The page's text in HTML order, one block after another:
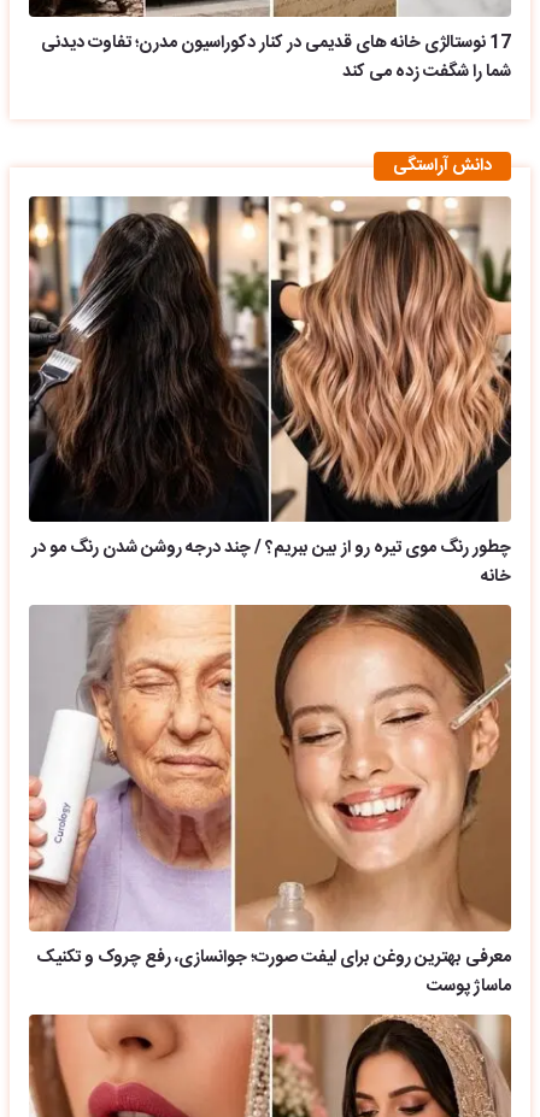
17 نوستالژی خانه های قدیمی در کنار دکوراسیون مدرن؛ تفاوت دیدنی
شما را شگفت زده می کند
دانش آراستگی
چطور رنگ موی تیره رو از بین ببریم؟ / چند درجه روشن شدن رنگ مو در
خانه
معرفی بهترین روغن برای لیفت صورت؛ جوانسازی، رفع چروک و تکنیک
ماساژ پوست